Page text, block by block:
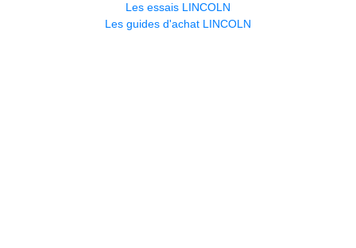
Les essais LINCOLN
Les guides d'achat LINCOLN